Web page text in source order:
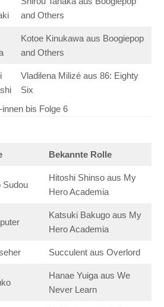
and Others
Kotoe Kinukawa aus Boogiepop
and Others
Vladilena Milizé aus 86: Eighty
Six
bis Folge 6
Bekannte Rolle
Sudou
Hitoshi Shinso aus My
Hero Academia
Katsuki Bakugo aus My
Hero Academia
Succulent aus Overlord
Hanae Yuiga aus We
Never Learn